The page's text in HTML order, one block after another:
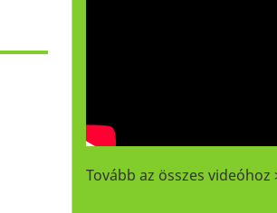
Tovább az összes videóhoz